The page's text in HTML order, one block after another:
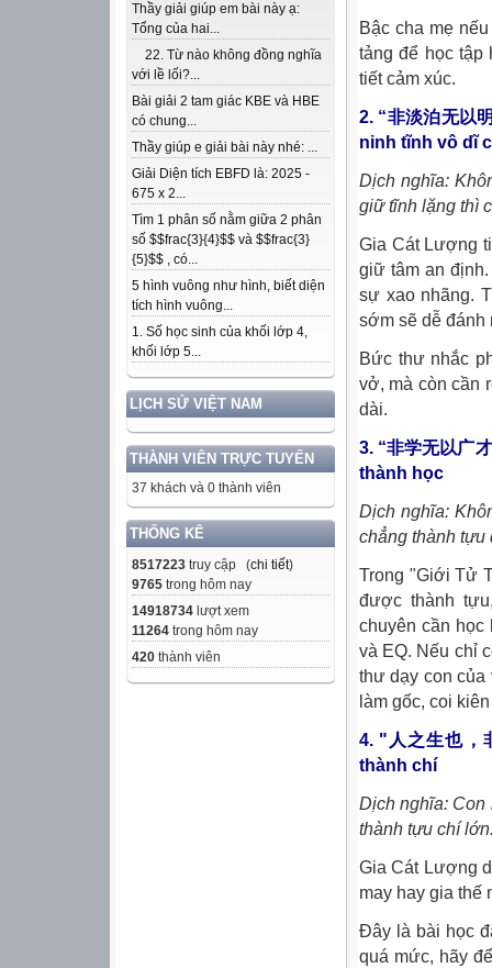
Thầy giải giúp em bài này ạ:
Tổng của hai...
22. Từ nào không đồng nghĩa
với lề lối?...
Bài giải 2 tam giác KBE và HBE
có chung...
Thầy giúp e giải bài này nhé: ...
Giải Diện tích EBFD là: 2025 -
675 x 2...
Tìm 1 phân số nằm giữa 2 phân
số $$frac{3}{4}$$ và $$frac{3}
{5}$$ , có...
5 hình vuông như hình, biết diện
tích hình vuông...
1. Số học sinh của khối lớp 4,
khối lớp 5...
LỊCH SỬ VIỆT NAM
THÀNH VIÊN TRỰC TUYẾN
37 khách và 0 thành viên
THỐNG KÊ
8517223 truy cập (chi tiết)
9765 trong hôm nay
14918734 lượt xem
11264 trong hôm nay
420 thành viên
Bậc cha mẹ
tảng để học tập
tiết cảm xúc.
2. “非淡泊无以
ninh tĩnh vô dĩ
Dịch nghĩa:
giữ tĩnh lặng thì
Gia Cát Lượng
giữ tâm an
sự xao nhãng.
sớm sẽ dễ đánh
Bức thư nhắc
vở, mà còn cần
dài.
3. “非学无以广
thành học
Dịch nghĩa:
chẳng thành tựu
Trong "Giới Tử
được thành
chuyên cần
và EQ. Nếu chỉ
thư dạy con của
làm gốc, coi
4. "人之生也，
thành chí
Dịch nghĩa: Con
thành tựu chí
Gia Cát Lượng
may hay gia thế
Đây là bài học
quá mức, hãy